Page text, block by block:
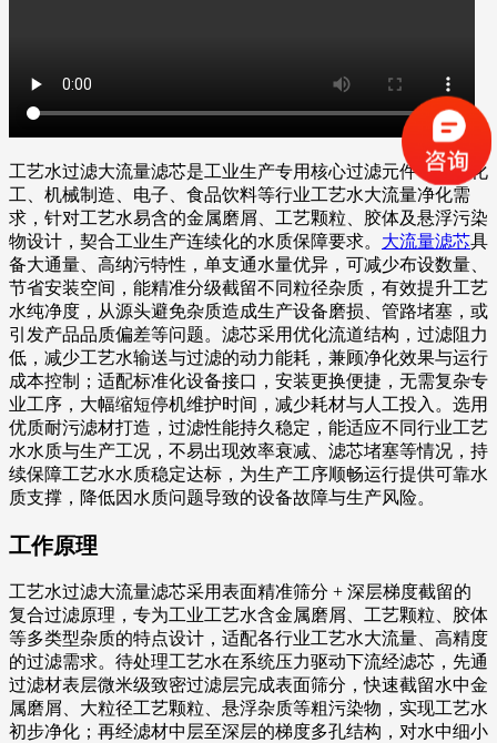
工艺水过滤大流量滤芯是工业生产专用核心过滤元件，适配化
工、机械制造、电子、食品饮料等行业工艺水大流量净化需
求，针对工艺水易含的金属磨屑、工艺颗粒、胶体及悬浮污染
物设计，契合工业生产连续化的水质保障要求。 大流量滤芯具
备大通量、高纳污特性，单支通水量优异，可减少布设数量、
节省安装空间，能精准分级截留不同粒径杂质，有效提升工艺
水纯净度，从源头避免杂质造成生产设备磨损、管路堵塞，或
引发产品品质偏差等问题。滤芯采用优化流道结构，过滤阻力
低，减少工艺水输送与过滤的动力能耗，兼顾净化效果与运行
成本控制；适配标准化设备接口，安装更换便捷，无需复杂专
业工序，大幅缩短停机维护时间，减少耗材与人工投入。选用
优质耐污滤材打造，过滤性能持久稳定，能适应不同行业工艺
水水质与生产工况，不易出现效率衰减、滤芯堵塞等情况，持
续保障工艺水水质稳定达标，为生产工序顺畅运行提供可靠水
质支撑，降低因水质问题导致的设备故障与生产风险。
工作原理
工艺水过滤大流量滤芯采用表面精准筛分 + 深层梯度截留的
复合过滤原理，专为工业工艺水含金属磨屑、工艺颗粒、胶体
等多类型杂质的特点设计，适配各行业工艺水大流量、高精度
的过滤需求。待处理工艺水在系统压力驱动下流经滤芯，先通
过滤材表层微米级致密过滤层完成表面筛分，快速截留水中金
属磨屑、大粒径工艺颗粒、悬浮杂质等粗污染物，实现工艺水
初步净化；再经滤材中层至深层的梯度多孔结构，对水中细小